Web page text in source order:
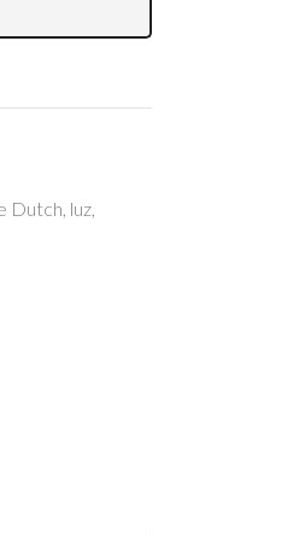
Dutch, luz,